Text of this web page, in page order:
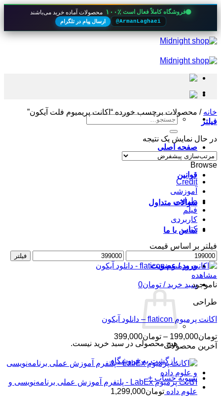
فروشگاه کاملاً فعال است ۱۰۰٪ محصولات آماده خرید می‌باشند
@ArmanLaghaei ارسال پیام در تلگرام
Skip
to
جستجو
صفحه اصلی
قوانین
سوالات متداول
تماس با ما
ورود / عضویت
سبد خرید / تومان0
هیچ محصولی در سبد خرید نیست.
بازگشت به فروشگاه
تسویه حساب +
خانه / محصولات برچسب خورده “اکانت پریمیوم فلت آیکون”
فیلتر
در حال نمایش یک نتیجه
Browse
Credit
آموزشی
طراحی
فیلم
کاربردی
کتاب
فیلتر بر اساس قیمت
حداقل
قیمت
حداکثر
قیمت
فیلتر
مشاهده
ناموجود
طراحی
اکانت پرمیوم flaticon – دانلود آیکون
تومان199,000
– تومان399,000محدوده
قیمت:
تا
آخرین محصولات
اکانت پرمیوم LabEx - پلتفرم آموزش عملی برنامه‌نویسی و
علوم داده تومان1,299,000